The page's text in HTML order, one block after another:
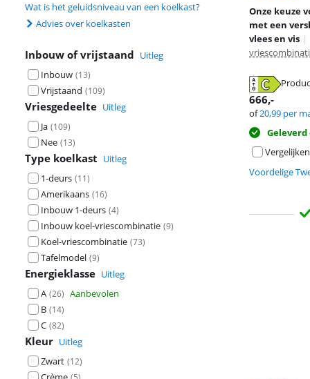
Wat is het geluidsniveau van een koelkast?
Advies over koelkasten
Inbouw of vrijstaand Uitleg
Inbouw (13)
Vrijstaand (109)
Vriesgedeelte Uitleg
Ja (109)
Nee (13)
Type koelkast Uitleg
1-deurs (11)
Amerikaans (16)
Inbouw 1-deurs (4)
Inbouw koel-vriescombinatie (9)
Koel-vriescombinatie (73)
Tafelmodel (9)
Energieklasse Uitleg
A (26) Aanbevolen
B (14)
C (82)
Kleur Uitleg
Zwart (12)
Onze keuze
met een
vlees en vis |
opent in nieuw
666,-
of20,99 per
Geleverd
Vergelijken
Voordelige
opent in